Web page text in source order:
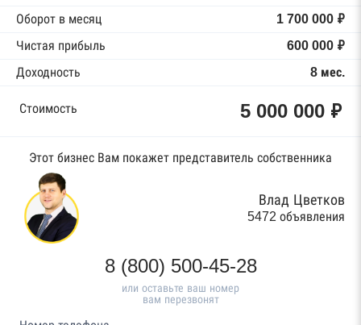
Оборот в месяц
1 700 000 ₽
Чистая прибыль
600 000 ₽
Доходность
8 мес.
Стоимость 5 000 000 ₽
Этот бизнес Вам покажет представитель собственника
Влад Цветков
5472 объявления
8 (800) 500-45-28
или оставьте ваш номер
вам перезвонят